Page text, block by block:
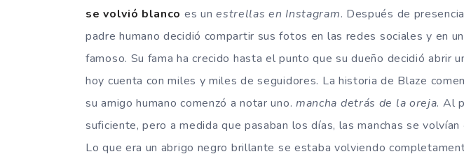
se volvió blanco es un estrellas en Instagram. Después de
padre humano decidió compartir sus fotos en las redes sociales y en
famoso. Su fama ha crecido hasta el punto que su dueño decidió abrir
hoy cuenta con miles y miles de seguidores. La historia de Blaze
su amigo humano comenzó a notar uno. mancha detrás de la oreja. Al
suficiente, pero a medida que pasaban los días, las manchas se
Lo que era un abrigo negro brillante se estaba volviendo